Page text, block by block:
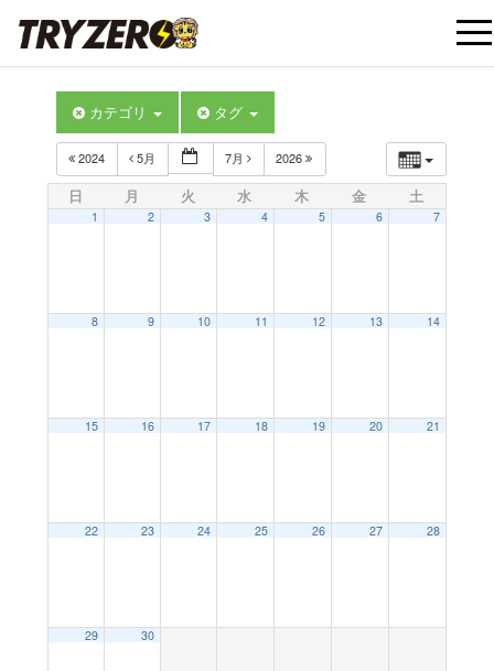
t
カテゴリ タグ
2024 5月 7月 2026
日 月 火 水 木 金 土
1 2 3 4 5 6 7
8 9 10 11 12 13 14
15 16 17 18 19 20 21
22 23 24 25 26 27 28
29 30